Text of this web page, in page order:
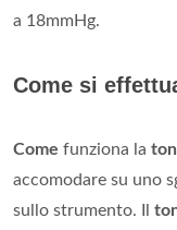
a 18mmHg.
Come si
Come funziona la
accomodare su uno
sullo strumento. Il